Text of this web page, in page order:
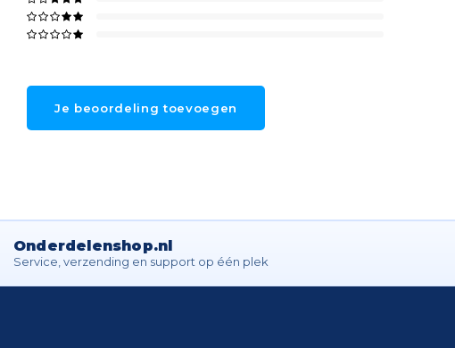
Je beoordeling toevoegen
Onderdelenshop.nl
Service, verzending en support op één plek